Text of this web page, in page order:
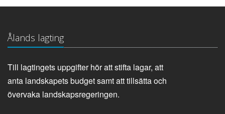
Ålands lagting
Till lagtingets uppgifter hör att stifta lagar, att
anta landskapets budget samt att tillsätta och
övervaka landskapsregeringen.